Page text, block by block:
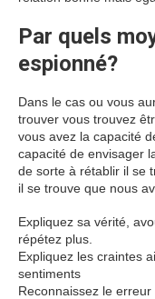
Par quels
espionné?
Dans le cas ou vous
trouver vous trouvez
vous avez la capacité
capacité de envisager
de sorte à rétablir il se
il se trouve que nous
Expliquez sa vérité,
répétez plus.
Expliquez les craintes
sentiments
Reconnaissez le